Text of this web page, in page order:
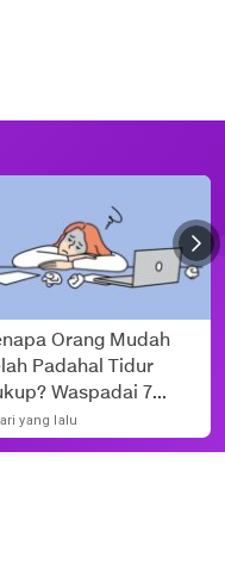
Orang Mudah
Padahal Tidur
Waspadai 7
Ini
yang lalu